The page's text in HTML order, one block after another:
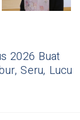
2026 Buat
Seru, Lucu